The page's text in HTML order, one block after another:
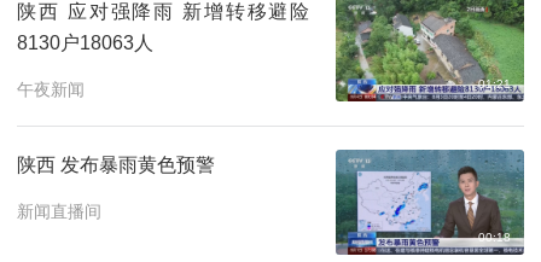
陕西 应对强降雨 新增转移避险
8130户18063人
午夜新闻 01:21
陕西 发布暴雨黄色预警
新闻直播间
00:18